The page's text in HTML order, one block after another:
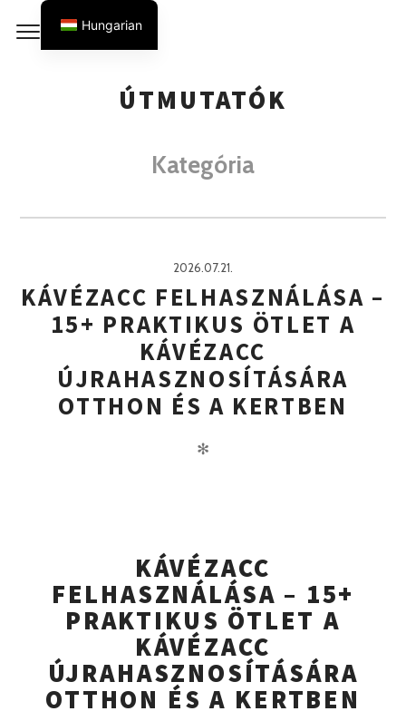
ÚTMUTATÓK
Kategória
2026.07.21.
KÁVÉZACC FELHASZNÁLÁSA –
15+ PRAKTIKUS ÖTLET A
KÁVÉZACC
ÚJRAHASZNOSÍTÁSÁRA
OTTHON ÉS A KERTBEN
✻
KÁVÉZACC
FELHASZNÁLÁSA – 15+
PRAKTIKUS ÖTLET A
KÁVÉZACC
ÚJRAHASZNOSÍTÁSÁRA
OTTHON ÉS A KERTBEN
Hungarian
German
English